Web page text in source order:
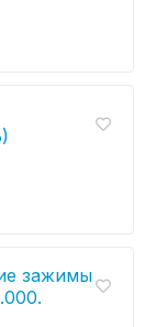
зажимы